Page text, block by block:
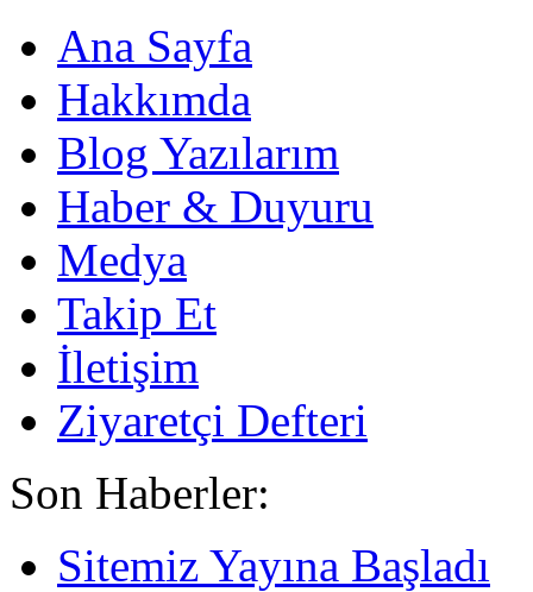
Ana Sayfa
Hakkımda
Blog Yazılarım
Haber & Duyuru
Medya
Takip Et
İletişim
Ziyaretçi Defteri
Son Haberler:
Sitemiz Yayına Başladı